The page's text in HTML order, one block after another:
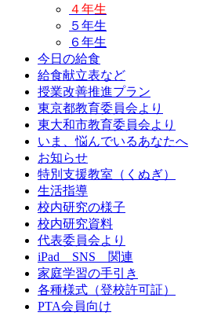
４年生
５年生
６年生
今日の給食
給食献立表など
授業改善推進プラン
東京都教育委員会より
東大和市教育委員会より
いま、悩んでいるあなたへ
お知らせ
特別支援教室（くぬぎ）
生活指導
校内研究の様子
校内研究資料
代表委員会より
iPad SNS 関連
家庭学習の手引き
各種様式（登校許可証）
PTA会員向け